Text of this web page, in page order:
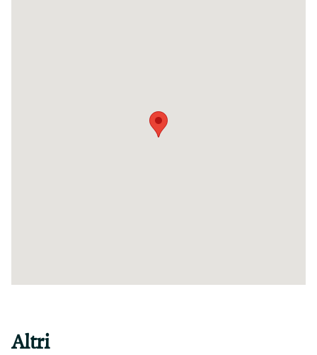
Altri